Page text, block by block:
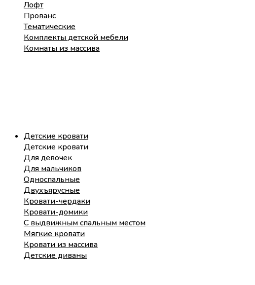
Лофт
Прованс
Тематические
Комплекты детской мебели
Комнаты из массива
Детские кровати
Детские кровати
Для девочек
Для мальчиков
Односпальные
Двухъярусные
Кровати-чердаки
Кровати-домики
С выдвижным спальным местом
Мягкие кровати
Кровати из массива
Детские диваны